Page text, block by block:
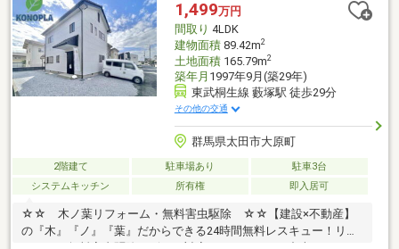
っております♪お家のこと、すべて木ノ葉プランニングにお任せく
ださい＾＾
1,499万円
間取り 4LDK
建物面積89.42m2
土地面積165.79m2
築年月 1997年9月(築29年)
東武桐生線 藪塚駅 徒歩29分
その他の交通
群馬県太田市大原町
2階建て 駐車場あり
駐車3台
システムキッチン
所有権 即入居可
☆☆ 木ノ葉リフォーム・無料害虫駆除 ☆☆【建設×不動産】
の『木』『ノ』『葉』だからできる24時間無料レスキュー！リフ